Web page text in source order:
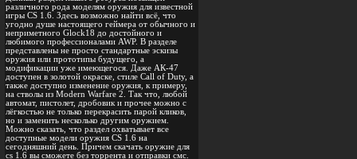
различного рода моделям оружия для известной
игры CS 1.6. Здесь возможно найти всё, что
угодно душе настоящего геймера от обычного и
неприметного Glock18 до достойного и
любимого профессионалами AWP. В разделе
представлены не просто стандартные эскизы
оружия или прототипы будущего, а
модификации уже имеющегося. Даже АК-47
доступен в золотой окраске, стиле Call of Duty, а
также доступно изменение оружия, к примеру,
на стволы из Modern Warfare 2. Так что, любой
автомат, пистолет, дробовик и прочее можно с
лёгкостью не только перекрасить парой кликов,
но и заменить несколько другим оружием.
Можно сказать, что раздел охватывает все
доступные модели оружия CS 1.6 на
сегодняшний день. Причем скачать оружие для
cs 1.6 вы сможете без торрента и отправки смс.